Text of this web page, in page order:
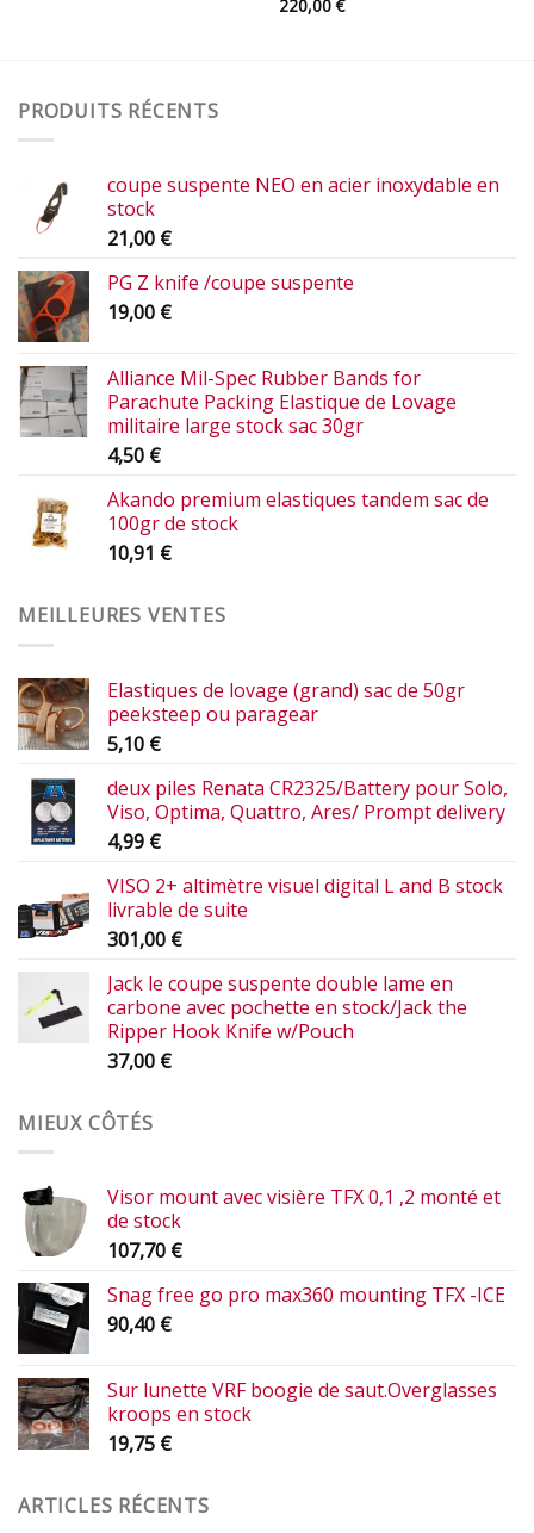
220,00€
PRODUITS RÉCENTS
coupe suspente NEO en acier inoxydable en
stock
21,00 €
PG Z knife /coupe suspente
19,00 €
Alliance Mil-Spec Rubber Bands for
Parachute Packing Elastique de Lovage
militaire large stock sac 30gr
4,50 €
Akando premium elastiques tandem sac de
100gr de stock
10,91 €
MEILLEURES VENTES
Elastiques de lovage (grand) sac de 50gr
peeksteep ou paragear
5,10 €
deux piles Renata CR2325/Battery pour Solo,
Viso, Optima, Quattro, Ares/ Prompt delivery
4,99 €
VISO 2+ altimètre visuel digital L and B stock
livrable de suite
301,00 €
Jack le coupe suspente double lame en
carbone avec pochette en stock/Jack the
Ripper Hook Knife w/Pouch
37,00 €
MIEUX CÔTÉS
Visor mount avec visière TFX 0,1 ,2 monté et
de stock
107,70 €
Snag free go pro max360 mounting TFX -ICE
90,40 €
Sur lunette VRF boogie de saut.Overglasses
kroops en stock
19,75 €
ARTICLES RÉCENTS